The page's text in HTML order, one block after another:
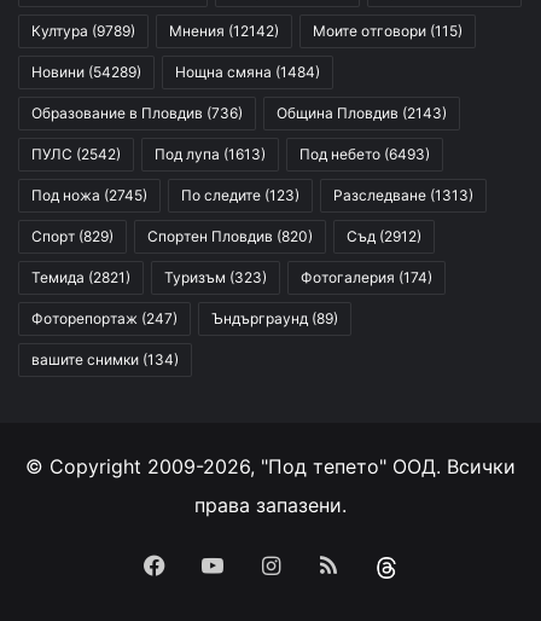
Култура (9789) Мнения (12142) Моите отговори (115)
Новини (54289) Нощна смяна (1484)
Образование в Пловдив (736) Община Пловдив (2143)
ПУЛС (2542) Под лупа (1613) Под небето (6493)
Под ножа (2745) По следите (123) Разследване (1313)
Спорт (829) Спортен Пловдив (820) Съд (2912)
Темида (2821) Туризъм (323) Фотогалерия (174)
Фоторепортаж (247) Ъндърграунд (89)
вашите снимки (134)
© Copyright 2009-2026, "Под тепето" ООД. Всички
права запазени.
Facebook
YouTubeInstagram
RSS